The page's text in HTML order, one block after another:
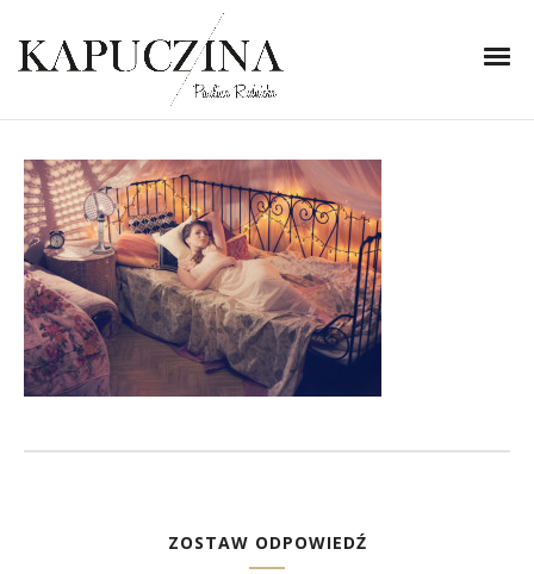
6 listopada 2013
IMG_1314
Written by
ZOSTAW ODPOWIEDŹ